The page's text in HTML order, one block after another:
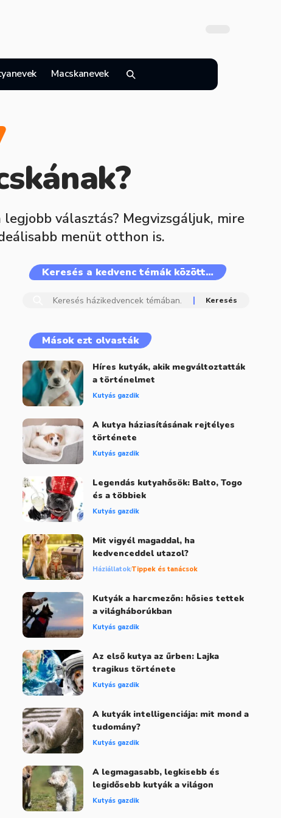
Macskanevek
választás? Megvizsgáljuk, mire
menüt otthon is.
Keresés a kedvenc témák között…
Mások ezt olvasták
Híres kutyák, akik megváltoztatták
a történelmet
Kutyás gazdik
A kutya háziasításának rejtélyes
története
Kutyás gazdik
Legendás kutyahősök: Balto, Togo
és a többiek
Kutyás gazdik
Mit vigyél magaddal, ha
kedvenceddel utazol?
HáziállatokTippek és tanácsok
Kutyák a harcmezőn: hősies tettek
a világháborúkban
Kutyás gazdik
Az első kutya az űrben: Lajka
tragikus története
Kutyás gazdik
A kutyák intelligenciája: mit mond a
tudomány?
Kutyás gazdik
A legmagasabb, legkisebb és
legidősebb kutyák a világon
Kutyás gazdik